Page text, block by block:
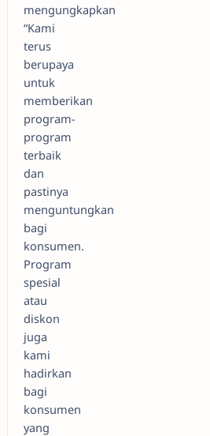
mengungkapkan
“Kami
terus
berupaya
untuk
memberikan
program-
program
terbaik
dan
pastinya
menguntungkan
bagi
konsumen.
Program
spesial
atau
diskon
juga
kami
hadirkan
bagi
konsumen
yang